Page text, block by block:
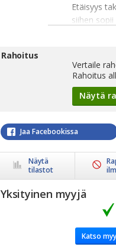
Etäisyys
siihen sopii
Rahoitus
Vertaile
Rahoitus
Näytä
Jaa Facebookissa
Näytä
tilastot
Yksityinen myyjä
Katso